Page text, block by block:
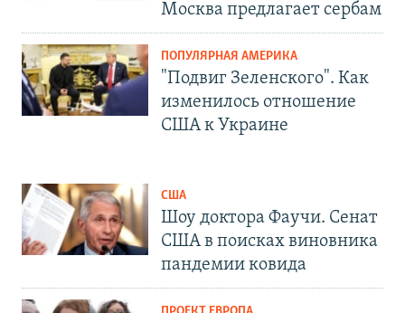
Москва предлагает сербам
ПОПУЛЯРНАЯ АМЕРИКА
"Подвиг Зеленского". Как
изменилось отношение
США к Украине
США
Шоу доктора Фаучи. Сенат
США в поисках виновника
пандемии ковида